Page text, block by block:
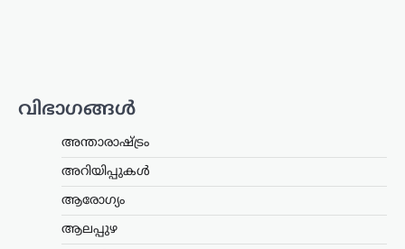
വിഭാഗങ്ങൾ
അന്താരാഷ്ട്രം
അറിയിപ്പുകൾ
ആരോഗ്യം
ആലപ്പുഴ
ഖമേനിയുടെ ആരോഗ്യനിലയെ ചുറ്റിപ്പറ്റി
അദ്ദേഹത്തിന്റെ ആരോഗ്യസ്ഥിതി
അതീവ ഗുരുതരമാണെന്നും
ആശുപത്രിയിൽ ചികിത്സയിലാണെന്നും